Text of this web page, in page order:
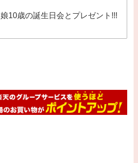
娘10歳の誕生日会とプレゼント!!!